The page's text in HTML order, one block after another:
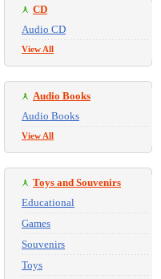
CD
Audio CD
View All
Audio Books
Audio Books
View All
Toys and Souvenirs
Educational
Games
Souvenirs
Toys